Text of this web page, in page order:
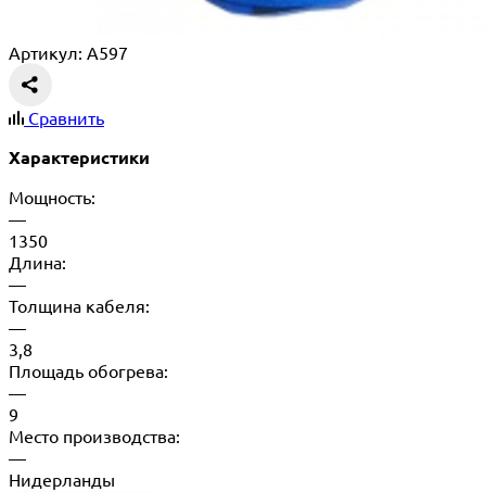
Артикул: A597
Сравнить
Характеристики
Мощность:
—
1350
Длина:
—
Толщина кабеля:
—
3,8
Площадь обогрева:
—
9
Место производства:
—
Нидерланды